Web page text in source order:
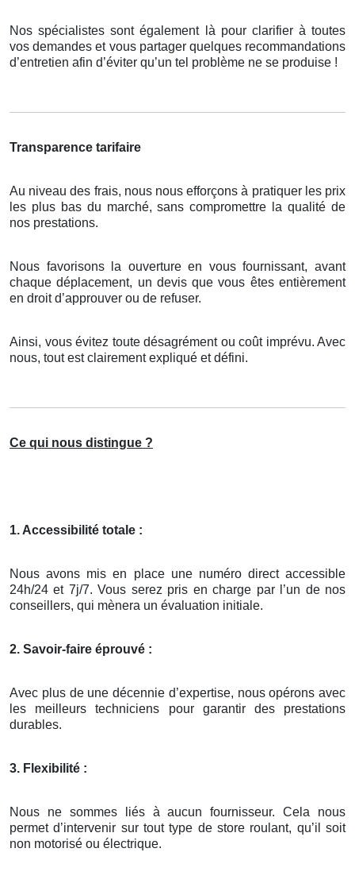
Nos spécialistes sont également là pour clarifier à toutes
vos demandes et vous partager quelques recommandations
d’entretien afin d’éviter qu’un tel problème ne se produise !
Transparence tarifaire
Au niveau des frais, nous nous efforçons à pratiquer les prix
les plus bas du marché, sans compromettre la qualité de
nos prestations.
Nous favorisons la ouverture en vous fournissant, avant
chaque déplacement, un devis que vous êtes entièrement
en droit d’approuver ou de refuser.
Ainsi, vous évitez toute désagrément ou coût imprévu. Avec
nous, tout est clairement expliqué et défini.
Ce qui nous distingue ?
1. Accessibilité totale :
Nous avons mis en place une numéro direct accessible
24h/24 et 7j/7. Vous serez pris en charge par l’un de nos
conseillers, qui mènera un évaluation initiale.
2. Savoir-faire éprouvé :
Avec plus de une décennie d’expertise, nous opérons avec
les meilleurs techniciens pour garantir des prestations
durables.
3. Flexibilité :
Nous ne sommes liés à aucun fournisseur. Cela nous
permet d’intervenir sur tout type de store roulant, qu’il soit
non motorisé ou électrique.